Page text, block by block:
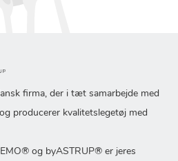
firma, der i tæt samarbejde med
producerer kvalitetslegetøj med
og byASTRUP® er jeres